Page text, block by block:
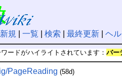
新規 一覧 検索 最終更新| ヘ
ードがハイライトされています： バー
PageReading (58d)